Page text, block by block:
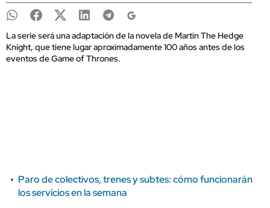
La serie será una adaptación de la novela de Martin The Hedge
Knight, que tiene lugar aproximadamente 100 años antes de los
eventos de Game of Thrones.
Paro de colectivos, trenes y subtes: cómo funcionarán
los servicios en la semana